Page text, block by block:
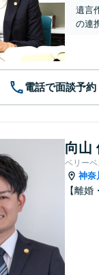
遺言
の連
電話で面談予約
向山
ベリー
神奈
【離